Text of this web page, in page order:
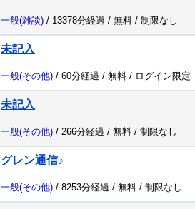
一般(雑談) / 13378分経過 / 無料 / 制限なし
未記入
一般(その他) / 60分経過 / 無料 / ログイン限定
未記入
一般(その他) / 266分経過 / 無料 / 制限なし
グレン通信♪
一般(その他) / 8253分経過 / 無料 / 制限なし